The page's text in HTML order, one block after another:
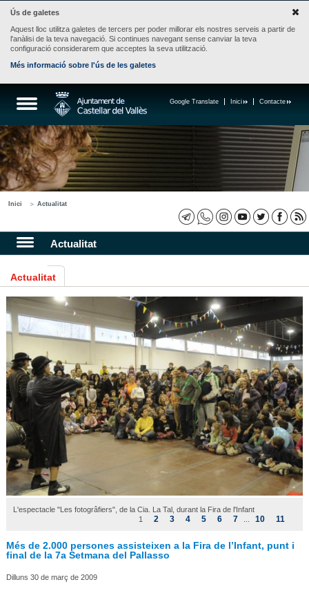
Ús de galetes
Aquest lloc utilitza galetes de tercers per poder millorar els nostres serveis a partir de
l'anàlisi de la teva navegació. Si continues navegant sense canviar la teva
configuració considerarem que acceptes la seva utilització.
Més informació sobre l'ús de les galetes
Contacte
Inici
Google Translate
Inici Actualitat
Actualitat
Actualitat
L'espectacle "Les fotogrâfiers", de la Cia. La Tal, durant la Fira de l'Infant
1
2 3 4 5 6 7 10 11
Més de 2.000 persones assisteixen a la Fira de l’Infant, punt i
final de la 7a Setmana del Pallasso
Dilluns 30 de març de 2009